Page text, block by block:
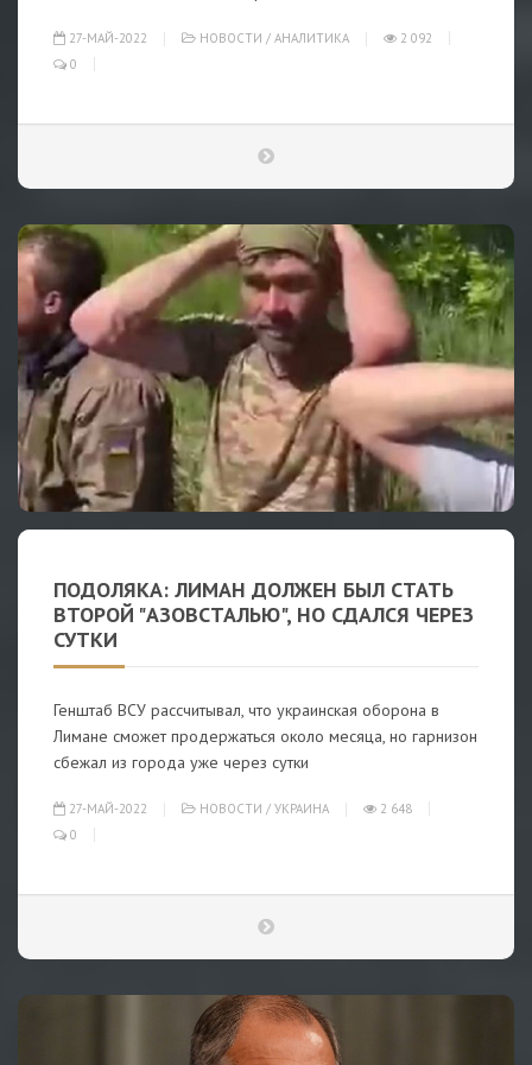
27-МАЙ-2022 НОВОСТИ / АНАЛИТИКА
2 092
0
ПОДОЛЯКА: ЛИМАН ДОЛЖЕН БЫЛ СТАТЬ
ВТОРОЙ "АЗОВСТАЛЬЮ", НО СДАЛСЯ ЧЕРЕЗ
СУТКИ
Генштаб ВСУ рассчитывал, что украинская оборона в
Лимане сможет продержаться около месяца, но гарнизон
сбежал из города уже через сутки
27-МАЙ-2022 НОВОСТИ / УКРАИНА
2 648
0